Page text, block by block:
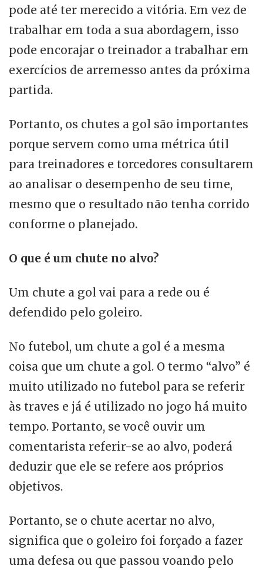
pode até ter merecido a vitória. Em vez de
trabalhar em toda a sua abordagem, isso
pode encorajar o treinador a trabalhar em
exercícios de arremesso antes da próxima
partida.
Portanto, os chutes a gol são importantes
porque servem como uma métrica útil
para treinadores e torcedores consultarem
ao analisar o desempenho de seu time,
mesmo que o resultado não tenha corrido
conforme o planejado.
O que é um chute no alvo?
Um chute a gol vai para a rede ou é
defendido pelo goleiro.
No futebol, um chute a gol é a mesma
coisa que um chute a gol. O termo “alvo” é
muito utilizado no futebol para se referir
às traves e já é utilizado no jogo há muito
tempo. Portanto, se você ouvir um
comentarista referir-se ao alvo, poderá
deduzir que ele se refere aos próprios
objetivos.
Portanto, se o chute acertar no alvo,
significa que o goleiro foi forçado a fazer
uma defesa ou que passou voando pelo